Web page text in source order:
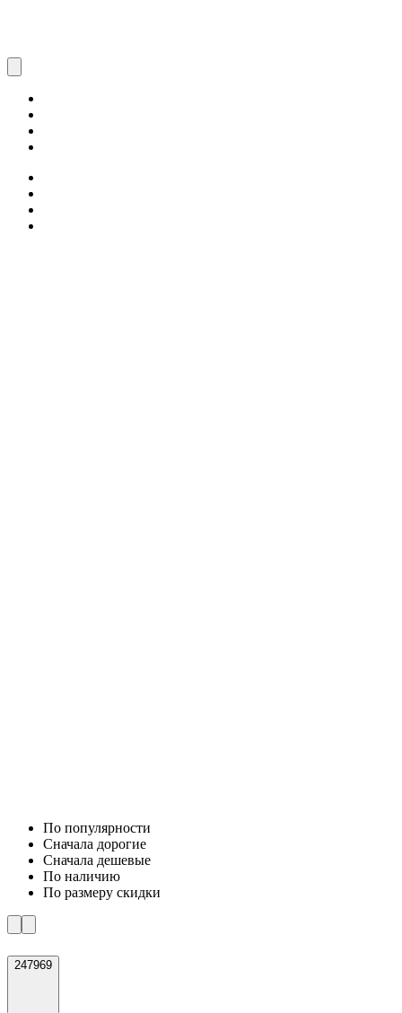
По популярности
Cначала дорогие
Cначала дешевые
По наличию
По размеру скидки
247969